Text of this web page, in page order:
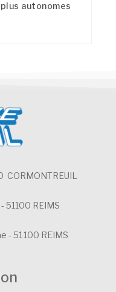
autonomes
CORMONTREUIL
51100 REIMS
- 51 100 REIMS